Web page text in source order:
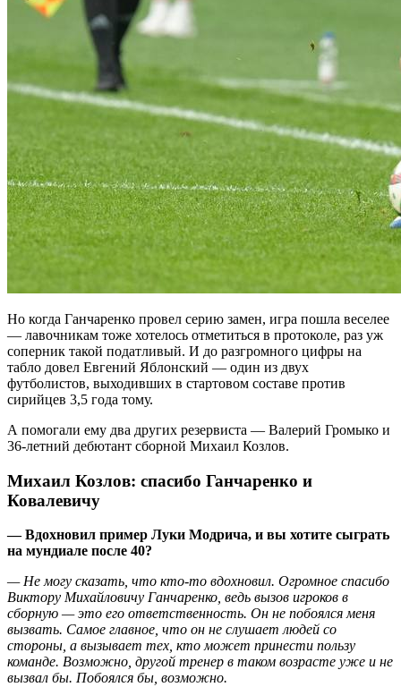
Но когда Ганчаренко провел серию замен, игра пошла веселее
— лавочникам тоже хотелось отметиться в протоколе, раз уж
соперник такой податливый. И до разгромного цифры на
табло довел Евгений Яблонский — один из двух
футболистов, выходивших в стартовом составе против
сирийцев 3,5 года тому.
А помогали ему два других резервиста — Валерий Громыко и
36-летний дебютант сборной Михаил Козлов.
Михаил Козлов: спасибо Ганчаренко и
Ковалевичу
— Вдохновил пример Луки Модрича, и вы хотите сыграть
на мундиале после 40?
— Не могу сказать, что кто-то вдохновил. Огромное спасибо
Виктору Михайловичу Ганчаренко, ведь вызов игроков в
сборную — это его ответственность. Он не побоялся меня
вызвать. Самое главное, что он не слушает людей со
стороны, а вызывает тех, кто может принести пользу
команде. Возможно, другой тренер в таком возрасте уже и не
вызвал бы. Побоялся бы, возможно.